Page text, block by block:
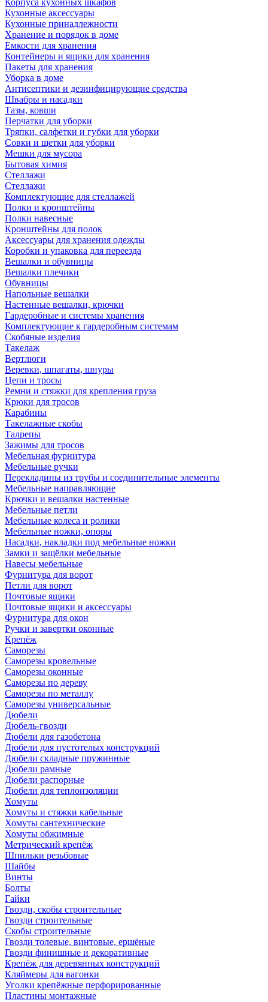
Корпуса кухонных шкафов
Кухонные аксессуары
Кухонные принадлежности
Хранение и порядок в доме
Емкости для хранения
Контейнеры и ящики для хранения
Пакеты для хранения
Уборка в доме
Антисептики и дезинфицирующие средства
Швабры и насадки
Тазы, ковши
Перчатки для уборки
Тряпки, салфетки и губки для уборки
Совки и щетки для уборки
Мешки для мусора
Бытовая химия
Стеллажи
Стеллажи
Комплектующие для стеллажей
Полки и кронштейны
Полки навесные
Кронштейны для полок
Аксессуары для хранения одежды
Коробки и упаковка для переезда
Вешалки и обувницы
Вешалки плечики
Обувницы
Напольные вешалки
Настенные вешалки, крючки
Гардеробные и системы хранения
Комплектующие к гардеробным системам
Скобяные изделия
Такелаж
Вертлюги
Веревки, шпагаты, шнуры
Цепи и тросы
Ремни и стяжки для крепления груза
Крюки для тросов
Карабины
Такелажные скобы
Талрепы
Зажимы для тросов
Мебельная фурнитура
Мебельные ручки
Перекладины из трубы и соединительные элементы
Мебельные направляющие
Крючки и вешалки настенные
Мебельные петли
Мебельные колеса и ролики
Мебельные ножки, опоры
Насадки, накладки под мебельные ножки
Замки и защёлки мебельные
Навесы мебельные
Фурнитура для ворот
Петли для ворот
Почтовые ящики
Почтовые ящики и аксессуары
Фурнитура для окон
Ручки и завертки оконные
Крепёж
Саморезы
Саморезы кровельные
Саморезы оконные
Саморезы по дереву
Саморезы по металлу
Саморезы универсальные
Дюбели
Дюбель-гвозди
Дюбели для газобетона
Дюбели для пустотелых конструкций
Дюбели складные пружинные
Дюбели рамные
Дюбели распорные
Дюбели для теплоизоляции
Хомуты
Хомуты и стяжки кабельные
Хомуты сантехнические
Хомуты обжимные
Метрический крепёж
Шпильки резьбовые
Шайбы
Винты
Болты
Гайки
Гвозди, скобы строительные
Гвозди строительные
Скобы строительные
Гвозди толевые, винтовые, ершёные
Гвозди финишные и декоративные
Крепёж для деревянных конструкций
Кляймеры для вагонки
Уголки крепёжные перфорированные
Пластины монтажные